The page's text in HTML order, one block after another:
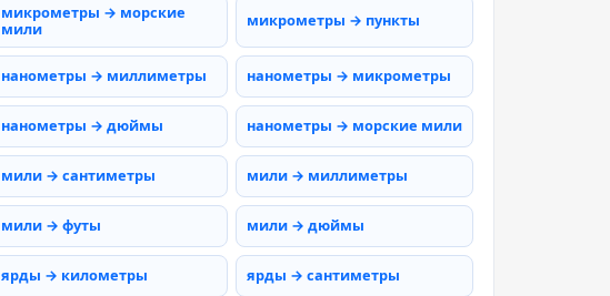
микрометры → морские
мили
микрометры → пункты
нанометры → миллиметры нанометры → микрометры
нанометры → дюймы нанометры → морские мили
мили → сантиметры мили → миллиметры
мили → футы мили → дюймы
ярды → километры ярды → сантиметры